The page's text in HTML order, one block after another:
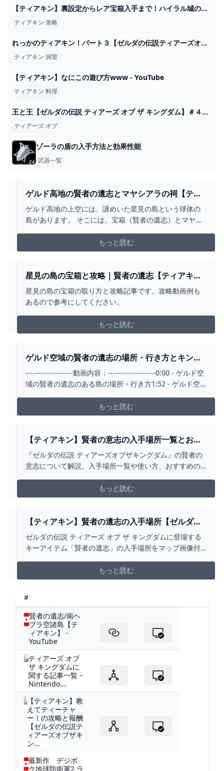
【ティアキン】裏設定からレア宝箱入手まで！ハイラル城の隠しネタ10選【ゼルダの伝説ティアーズオブザキングダム】【ゆっくり解説】 - YouTube
ティアキン 攻略
れっかのティアキン！パート３【ゼルダの伝説ティアーズオブザキングダム】 - YouTube
ティアキン 洞窟
【ティアキン】なにこの遊び方www - YouTube
ティアキン 料理
王と王【ゼルダの伝説 ティアーズ オブ ザ キングダム】＃４４ - YouTube
ティアーズ オブ
ゾーラの盾の入手方法と効果性能
武器一覧
ゲルド高地の賢者の遺志とマヤシアラの祠【ティ
アキン攻略】 とあるゲームブログの軌跡
ゲルド高地の上空には、謎めいた星見の島という球体の
島があります。 そこには、宝箱（賢者の遺志）とマヤシ
を解き明かしてこれらを解放する方法を解説していきま
す！ 解放は、鏡と光を使います。 一
もっと読む
星見の島の宝箱と攻略｜賢者の遺志【ティアキ
ン】
星見の島の宝箱の取り方と攻略記事です。攻略動画例も
あるので参考にしてください。
もっと読む
ゲルド空域の賢者の遺志の場所・行き方とキング
グリオーク攻略！ - YOUTUBE
-------------------動画内容：-------------------0:00 - ゲルド空
域の賢者の遺志のある島の場所・行き方1:52 - ゲルド空域
ド空域の島への行き方と賢者の遺志の取得法を動画にし
ました。島にいるキンググリオークはテ...
もっと読む
【ティアキン】賢者の意志の入手場所一覧とおす
すめ使い道｜誰に使うべき？ ワイトのゲーム案内
所
『ゼルダの伝説 ティアーズオブザキングダム』の賢者の
意志について解説。入手場所一覧や使い方、おすすめの
もっと読む
【ティアキン】賢者の遺志の入手場所【ゼルダの
伝説 ティアーズオブザキングダム】 HYPERWIKI
ゼルダの伝説 ティアーズ オブ ザ キングダムに登場する
キーアイテム「賢者の遺志」の入手場所をマップ画像付
強化順は気にしなくてよい。もっと読む
#
賢者の遺志/南ヘ
ブラ空諸島【テ
ィアキン】 -
YouTube
ティアーズ オブ
ザ キングダムに
関する記事一覧 –
Nintendo...
【ティアキン】教
えてティーチャ
ー！の攻略と報酬
【ゼルダの伝説テ
ィアーズオブザキ
ン...
最新作 デジボ
ク地球防衛軍2 ラ